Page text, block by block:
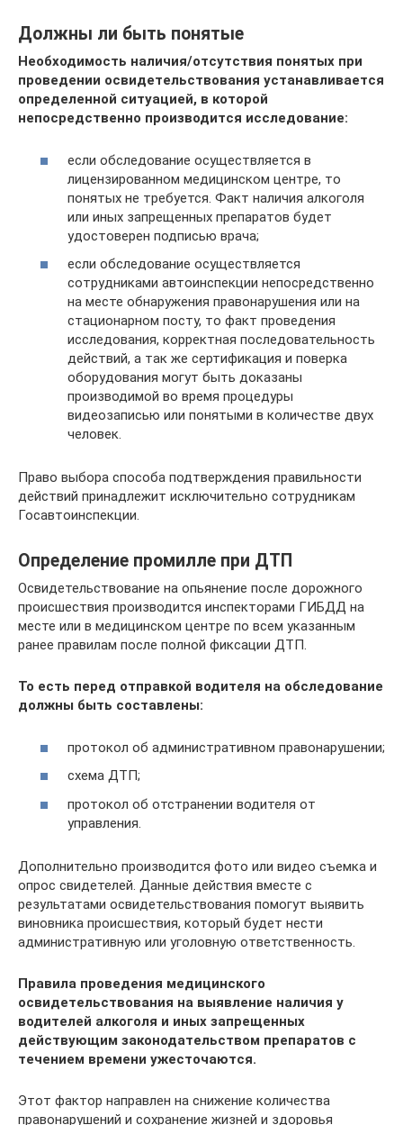
Должны ли быть понятые
Необходимость наличия/отсутствия понятых при
проведении освидетельствования устанавливается
определенной ситуацией, в которой
непосредственно производится исследование:
если обследование осуществляется в
лицензированном медицинском центре, то
понятых не требуется. Факт наличия алкоголя
или иных запрещенных препаратов будет
удостоверен подписью врача;
если обследование осуществляется
сотрудниками автоинспекции непосредственно
на месте обнаружения правонарушения или на
стационарном посту, то факт проведения
исследования, корректная последовательность
действий, а так же сертификация и поверка
оборудования могут быть доказаны
производимой во время процедуры
видеозаписью или понятыми в количестве двух
человек.
Право выбора способа подтверждения правильности
действий принадлежит исключительно сотрудникам
Госавтоинспекции.
Определение промилле при ДТП
Освидетельствование на опьянение после дорожного
происшествия производится инспекторами ГИБДД на
месте или в медицинском центре по всем указанным
ранее правилам после полной фиксации ДТП.
То есть перед отправкой водителя на обследование
должны быть составлены:
протокол об административном правонарушении;
схема ДТП;
протокол об отстранении водителя от
управления.
Дополнительно производится фото или видео съемка и
опрос свидетелей. Данные действия вместе с
результатами освидетельствования помогут выявить
виновника происшествия, который будет нести
административную или уголовную ответственность.
Правила проведения медицинского
освидетельствования на выявление наличия у
водителей алкоголя и иных запрещенных
действующим законодательством препаратов с
течением времени ужесточаются.
Этот фактор направлен на снижение количества
правонарушений и сохранение жизней и здоровья